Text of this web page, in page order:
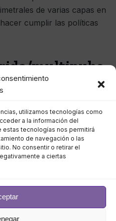
utilizamos tecnologías como
a la información del
tecnologías nos permitirá
de navegación o las
No consentir o retirar el
a ciertas
de varias capas en
cumplir las políticas
multinube
dependen mucho menos
nube , eligiendo en su lugar
(80 %) o adoptando un
%). Y por una buena
nubes está
las organizaciones